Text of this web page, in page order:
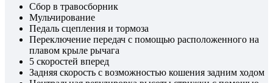
Сбор в травосборник
Мульчирование
Педаль сцепления и тормоза
Переключение передач с помощью расположенного на
плавом крыле рычага
5 скоростей вперед
Задняя скорость с возможностью кошения задним ходом